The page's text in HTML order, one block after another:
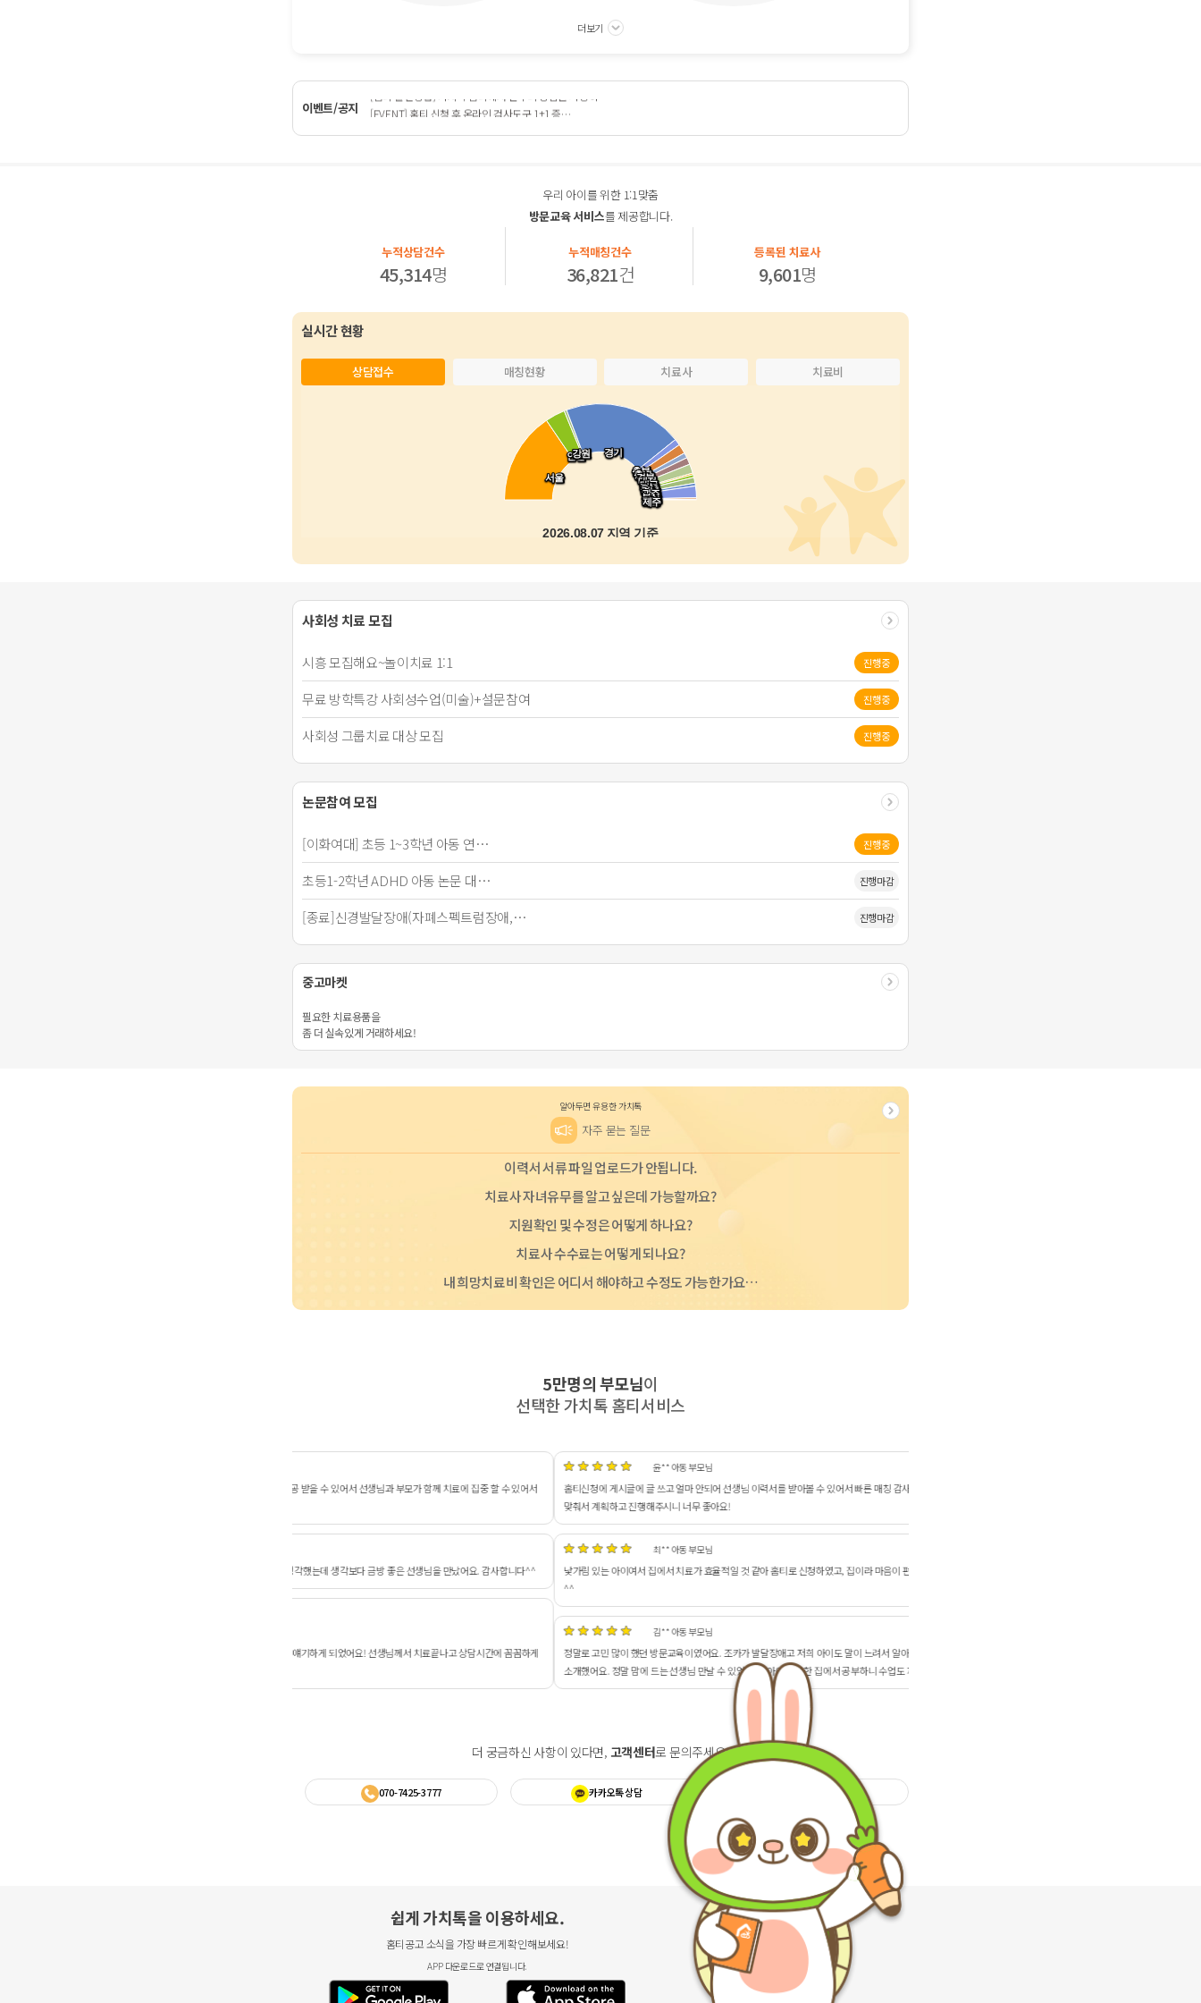
온라인 검사 /치료
더보기
이벤트/공지
[EVENT] 홈티 신청 후 온라인 검사도구 1+1 증…
우리 아이를 위한 1:1맞춤
방문교육 서비스를 제공합니다.
누적상담건수
45,314명
누적매칭건수
36,821건
등록된 치료사
9,601명
실시간 현황
상담접수 매칭현황 치료사 치료비
2026.08.07 지역 기준
서울
서울
인천
인천
강원
강원 경기
경기
충북
충북
충남
충남
경북
경북
대전
대전
대구
대구
전북
전북
울산
울산
경남
경남
광주
광주
부산
부산
전남
전남
제주
제주
사회성 치료 모집
시흥 모집해요~놀이치료 1:1 진행중
무료 방학특강 사회성수업(미술)+설문참여 진행중
사회성 그룹치료 대상 모집 진행중
논문참여 모집
[이화여대] 초등 1~3학년 아동 연… 진행중
초등1-2학년 ADHD 아동 논문 대… 진행마감
[종료]신경발달장애(자폐스펙트럼장애,… 진행마감
중고마켓
필요한 치료용품을
좀 더 실속있게 거래하세요!
알아두면 유용한 가치톡
자주 묻는 질문
이력서 서류 파일 업로드가 안됩니다.
치료사 자녀유무를 알고 싶은데 가능할까요?
지원확인 및 수정은 어떻게 하나요?
치료사 수수료는 어떻게 되나요?
내 희망치료비 확인은 어디서 해야하고 수정도 가능한가요…
5만명의 부모님이
선택한 가치톡 홈티서비스
홈티신청에 게시글에 글 쓰고 얼마 안되어 선생님 이력서를 받아볼 수 있어서 빠른 매칭 감사드립니다^^ 아이가 선생님을 잘 따르고 선생님도 아이 수준에
낯가림 있는 아이여서 집에서 치료가 효율적일 것 같아 홈티로 신청하였고, 집이라 마음이 편했는지 아이가 바로 선생님께 맘을 열고 상담 받을 수 있었습니다
^^
정말로 고민 많이 했던 방문교육이였어요. 조카가 발달장애고 저희 아이도 말이 느려서 알아보던 중 정말 유익하네요. 저만 이용하지 않고 언니에게
소개했어요. 정말 맘에 드는 선생님 만날 수 있었구요. 아이도 편한 집에서 공부하니 수업도 재밌게 하고 있습니다. 입소문 팍팍 낼께요. 감사합니다:)
더 궁금하신 사항이 있다면, 고객센터로 문의주세요!
070-7425-3777 카카오톡 상담 네이버톡톡 상담
쉽게 가치톡을 이용하세요.
홈티공고 소식을 가장 빠르게 확인해보세요!
APP 다운로드로 연결됩니다.